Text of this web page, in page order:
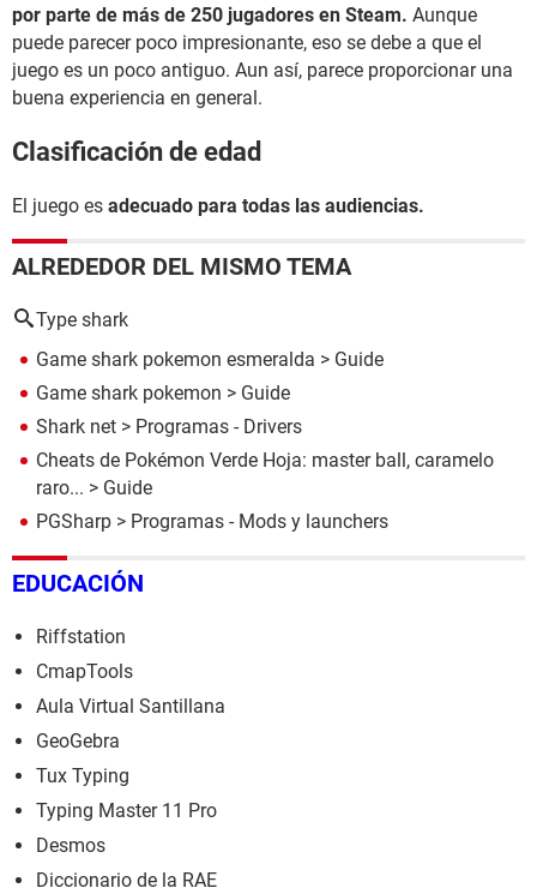
por parte de más de 250 jugadores en Steam. Aunque
puede parecer poco impresionante, eso se debe a que el
juego es un poco antiguo. Aun así, parece proporcionar una
buena experiencia en general.
Clasificación de edad
El juego es adecuado para todas las audiencias.
ALREDEDOR DEL MISMO TEMA
Type shark
Game shark pokemon esmeralda > Guide
Game shark pokemon > Guide
Shark net > Programas - Drivers
Cheats de Pokémon Verde Hoja: master ball, caramelo
raro... > Guide
PGSharp > Programas - Mods y launchers
EDUCACIÓN
Riffstation
CmapTools
Aula Virtual Santillana
GeoGebra
Tux Typing
Typing Master 11 Pro
Desmos
Diccionario de la RAE